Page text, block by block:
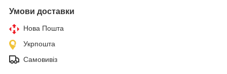
Умови доставки
Нова Пошта
Укрпошта
Самовивіз